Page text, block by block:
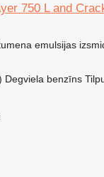
750 L and
emulsijas
Degviela benzīns